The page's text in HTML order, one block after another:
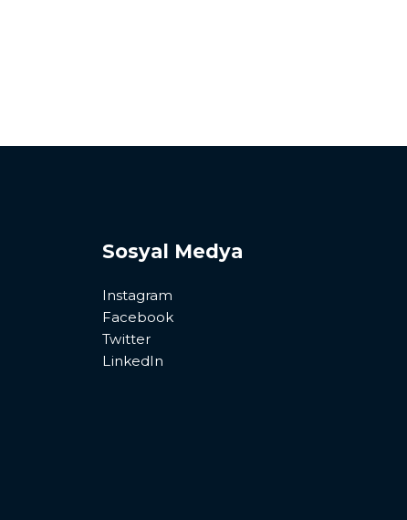
Sosyal Medya
Instagram
Facebook
Twitter
LinkedIn